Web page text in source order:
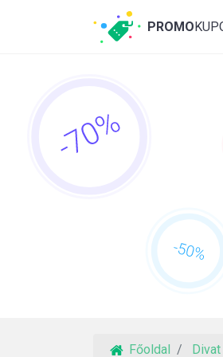
Főoldal Divat
PROMO